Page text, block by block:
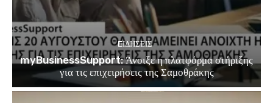
EΙΔΗΣΕΙΣ
myBusinessSupport: Άνοιξε η πλατφόρμα στήριξης
για τις επιχειρήσεις της Σαμοθράκης